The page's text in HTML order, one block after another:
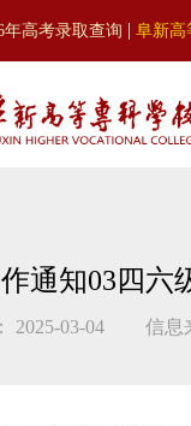
年高考录取查询 | 阜新高
通知03四六
2025-03-04 信息